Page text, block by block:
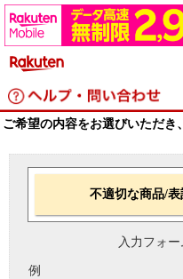
ご希望の内容をお選びいただき
不適切な商品/
入力フォー
例